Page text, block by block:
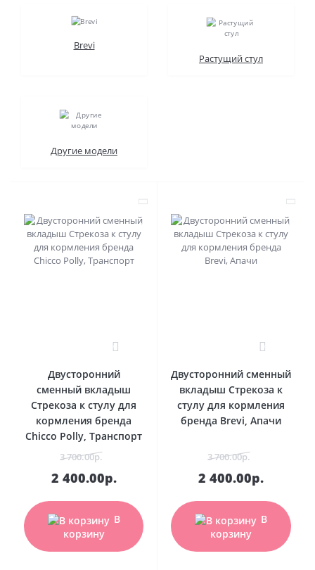
Brevi
Растущий стул
Другие модели
Двусторонний
сменный вкладыш
Стрекоза к стулу для
кормления бренда
Chicco Polly, Транспорт
3 700.00р.
2 400.00р.
В
корзину
Двусторонний сменный
вкладыш Стрекоза к
стулу для кормления
бренда Brevi, Апачи
3 700.00р.
2 400.00р.
В
корзину